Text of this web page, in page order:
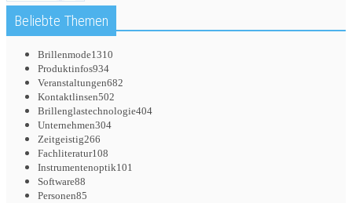
Beliebte Themen
Brillenmode1310
Produktinfos934
Veranstaltungen682
Kontaktlinsen502
Brillenglastechnologie404
Unternehmen304
Zeitgeistig266
Fachliteratur108
Instrumentenoptik101
Software88
Personen85